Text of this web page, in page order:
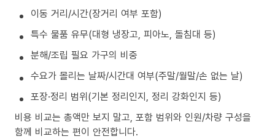
이동 거리/시간(장거리 여부 포함)
특수 물품 유무(대형 냉장고, 피아노, 돌침대 등)
분해/조립 필요 가구의 비중
수요가 몰리는 날짜/시간대 여부(주말/월말/손 없는 날)
포장·정리 범위(기본 정리인지, 정리 강화인지 등)
비용 비교는 총액만 보지 말고, 포함 범위와 인원/차량 구성을
함께 비교하는 편이 안전합니다.